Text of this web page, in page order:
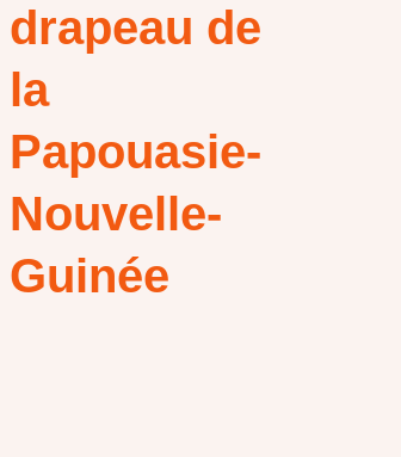
drapeau de
la
Papouasie-
Nouvelle-
Guinée